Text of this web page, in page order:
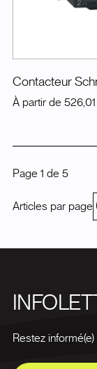
Contacteur
À partir de
Page 1 de 5
Articles par page
Restez